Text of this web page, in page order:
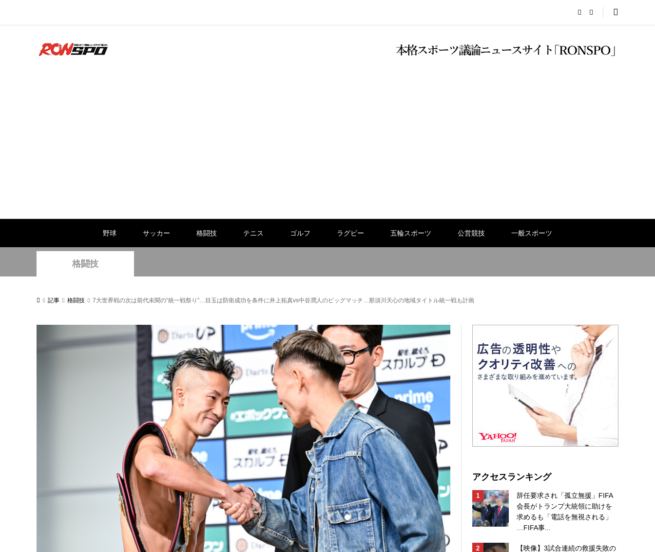
野球 サッカー 格闘技 テニス ゴルフ ラグビー 五輪スポーツ 公営競技 一般スポーツ
格闘技
記事 格闘技 7大世界戦の次は前代未聞の“統一戦祭り”…目玉は防衛成功を条件に井上拓真vs中谷潤人のビッグマッチ…那須川天心の地域タイトル統一戦も計画
アクセスランキング
辞任要求され「孤立無援」FIFA
会長がトランプ大統領に助けを
求めるも「電話を無視される」
…FIFA事...
【映像】3試合連続の救援失敗の